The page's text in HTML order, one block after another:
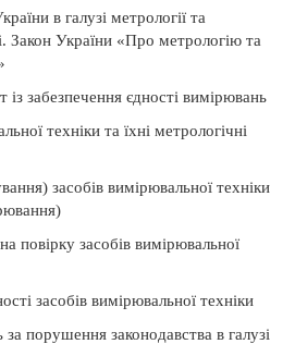
в галузі метрології та
Закон України «Про метрологію та
із забезпечення єдності вимірювань
техніки та їхні метрологічні
засобів вимірювальної техніки
повірку засобів вимірювальної
засобів вимірювальної техніки
за порушення законодавства в галузі